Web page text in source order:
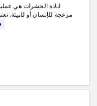
ابادة الحشرات هي
مزعجة للإنسان أو للبيئة.